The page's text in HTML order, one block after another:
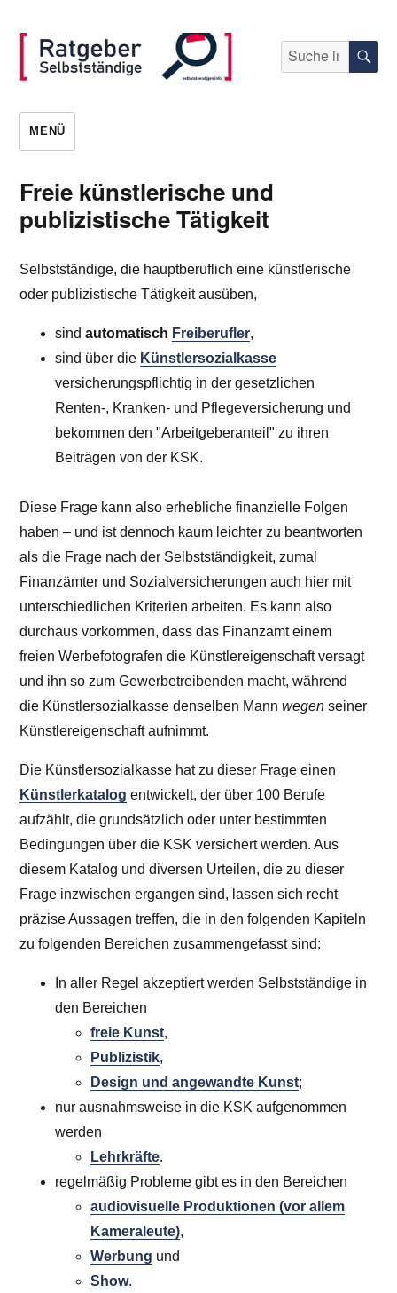
selbststaendigen.info
Suche
nach:
MENÜ
Freie künstlerische und
publizistische Tätigkeit
Selbstständige, die hauptberuflich eine künstlerische
oder publizistische Tätigkeit ausüben,
sindautomatisch Freiberufler,
sind über die Künstlersozialkasse
versicherungspflichtig in der gesetzlichen
Renten-, Kranken- und Pflegeversicherung und
bekommen den "Arbeitgeberanteil" zu ihren
Beiträgen von der KSK.
Diese Frage kann also erhebliche finanzielle Folgen
haben – und ist dennoch kaum leichter zu beantworten
als die Frage nach der Selbstständigkeit, zumal
Finanzämter und Sozialversicherungen auch hier mit
unterschiedlichen Kriterien arbeiten. Es kann also
durchaus vorkommen, dass das Finanzamt einem
freien Werbefotografen die Künstlereigenschaft versagt
und ihn so zum Gewerbetreibenden macht, während
die Künstlersozialkasse denselben Mannwegen seiner
Künstlereigenschaft aufnimmt.
Die Künstlersozialkasse hat zu dieser Frage einen
Künstlerkatalog entwickelt, der über 100 Berufe
aufzählt, die grundsätzlich oder unter bestimmten
Bedingungen über die KSK versichert werden. Aus
diesem Katalog und diversen Urteilen, die zu dieser
Frage inzwischen ergangen sind, lassen sich recht
präzise Aussagen treffen, die in den folgenden Kapiteln
zu folgenden Bereichen zusammengefasst sind:
In aller Regel akzeptiert werden Selbstständige in
den Bereichen
freie Kunst,
Publizistik,
Design und angewandte Kunst;
nur ausnahmsweise in die KSK aufgenommen
werden
Lehrkräfte.
regelmäßig Probleme gibt es in den Bereichen
audiovisuelle Produktionen (vor allem
Kameraleute),
Werbung und
Show.